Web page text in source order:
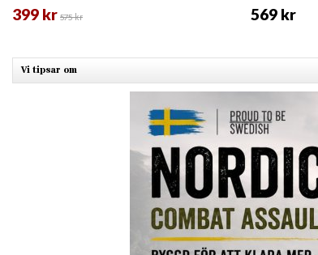
399 kr575 kr 569 kr
Vi tipsar om